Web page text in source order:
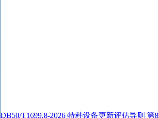
DB50/T1699.8-2026 特种设备更新评估导则